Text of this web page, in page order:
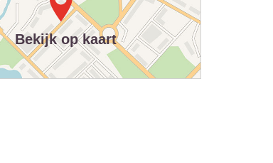
Bekijk op kaart